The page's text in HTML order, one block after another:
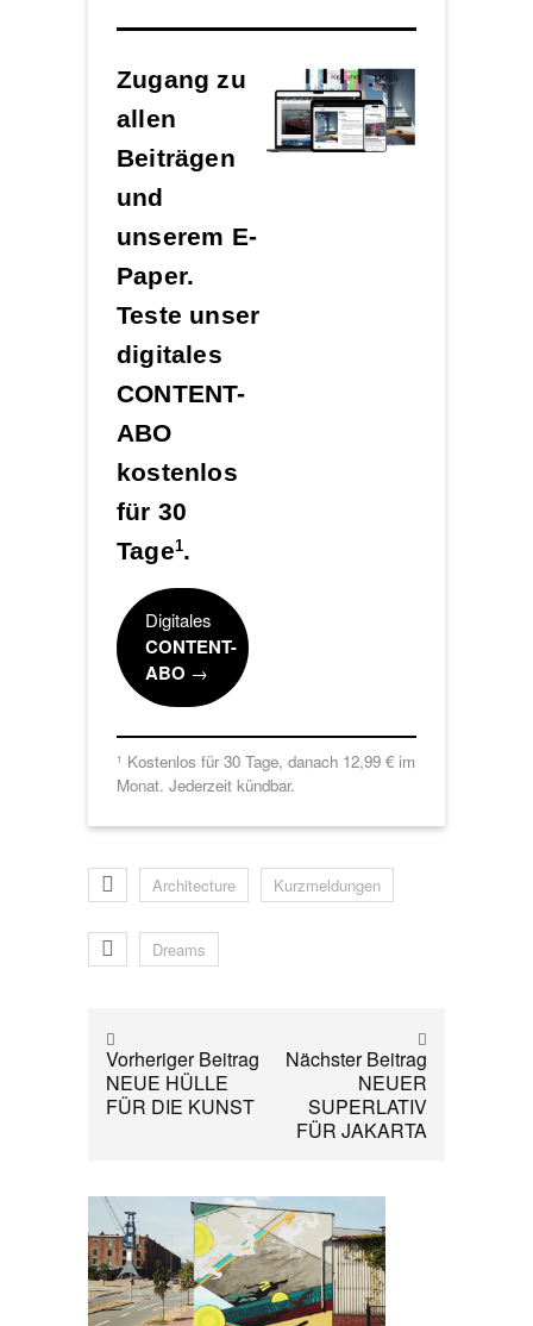
Zugang zu
allen
Beiträgen
und
unserem E-
Paper.
Teste unser
digitales
CONTENT-
ABO
kostenlos
für 30
Tage1.
Digitales
CONTENT-
ABO →
1 Kostenlos für 30 Tage, danach 12,99 € im
Monat. Jederzeit kündbar.
Architecture Kurzmeldungen
Dreams
Vorheriger Beitrag
NEUE HÜLLE
FÜR DIE KUNST
Nächster Beitrag
NEUER
SUPERLATIV
FÜR JAKARTA